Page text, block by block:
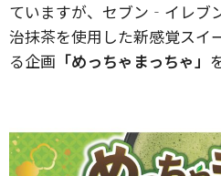
ていますが、セブン‐イレブ
治抹茶を使用した新感覚スイ
る企画 「めっちゃまっちゃ」